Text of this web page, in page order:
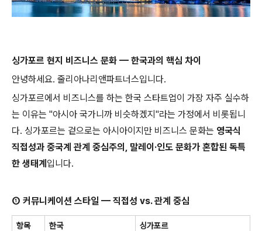
싱가포르 현지 비즈니스 문화 — 한국과의 핵심 차이
안녕하세요. 줄리아나리앤파트너스입니다.
싱가포르에서 비즈니스를 하는 한국 스타트업이 가장 자주 실수하
는 이유는 "아시아 국가니까 비슷하겠지 "라는 가정에서 비롯됩니
다. 싱가포르는 겉으로는 아시아이지만 비즈니스 문화는 영국식
직접성과 중국계 관계 중심주의 , 말레이 ·인도 문화가 혼합된 독특
한 생태계 입니다.
① 커뮤니케이션 스타일 — 직접성 vs.관계 중심
항목 한국 싱가포르